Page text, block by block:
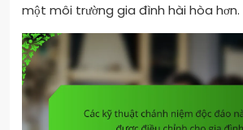
một môi trường gia đình hài hòa hơn.